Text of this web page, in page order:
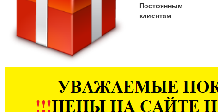
Постоянным
клиентам